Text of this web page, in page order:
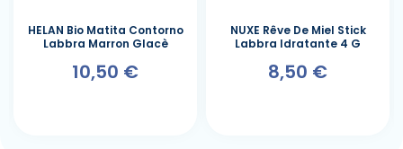
HELAN Bio Matita Contorno
Labbra Marron Glacè
10,50 €
NUXE Rêve De Miel Stick
Labbra Idratante 4 G
8,50 €